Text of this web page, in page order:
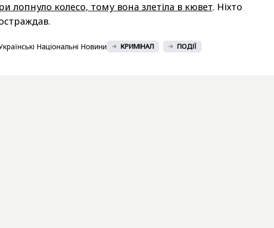
лопнуло колесо, тому вона злетіла в кювет. Ніхто
Національні Новини КРИМІНАЛ ПОДІЇ